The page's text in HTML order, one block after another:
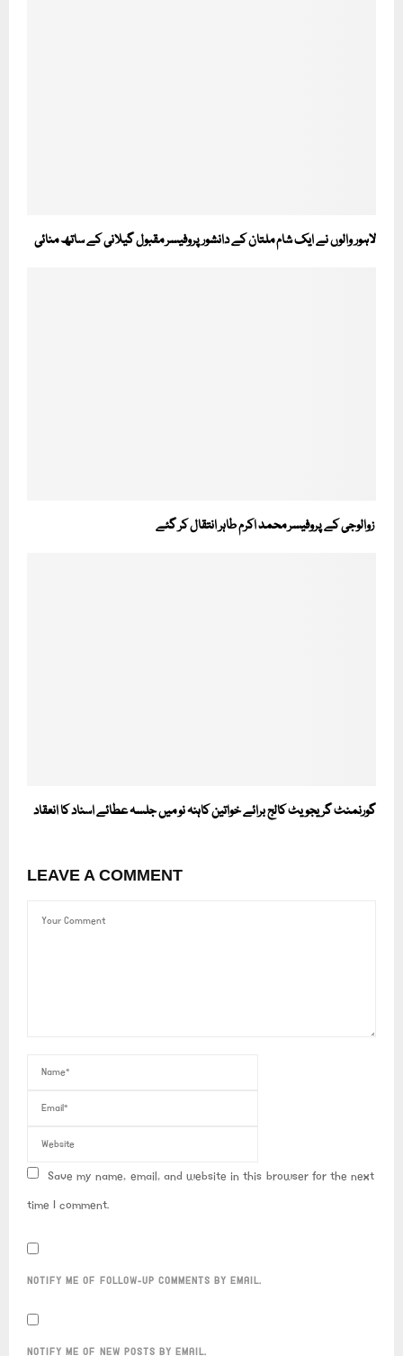
لاہور والوں نے ایک شام ملتان کے دانشور پروفیسر مقبول گیلانی کے ساتھ منائی
زوالوجی کے پروفیسر محمد اکرم طاہر انتقال کر گئے
گورنمنٹ گریجویٹ کالج برائے خواتین کاہنہ نو میں جلسہ عطائے اسناد کا انعقاد
LEAVE A COMMENT
Save my name, email, and website in this browser for the next
time I comment.
NOTIFY ME OF FOLLOW-UP COMMENTS BY EMAIL.
NOTIFY ME OF NEW POSTS BY EMAIL.